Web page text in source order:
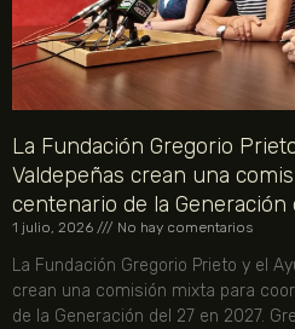
La Fundación Gregorio
Valdepeñas crean una
centenario de la Generación
1 julio, 2026 No hay comentarios
La Fundación Gregorio Prieto y el
crean una comisión mixta para
de la Generación del 27 en 2027.